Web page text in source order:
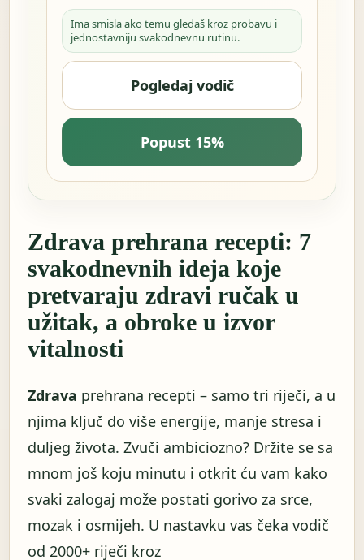
Ima smisla ako temu gledaš kroz probavu i
jednostavniju svakodnevnu rutinu.
Pogledaj vodič
Popust 15%
Zdrava prehrana recepti: 7
svakodnevnih ideja koje
pretvaraju zdravi ručak u
užitak, a obroke u izvor
vitalnosti
Zdrava prehrana recepti – samo tri riječi, a u
njima ključ do više energije, manje stresa i
duljeg života. Zvuči ambiciozno? Držite se sa
mnom još koju minutu i otkrit ću vam kako
svaki zalogaj može postati gorivo za srce,
mozak i osmijeh. U nastavku vas čeka vodič
od 2000+ riječi kroz